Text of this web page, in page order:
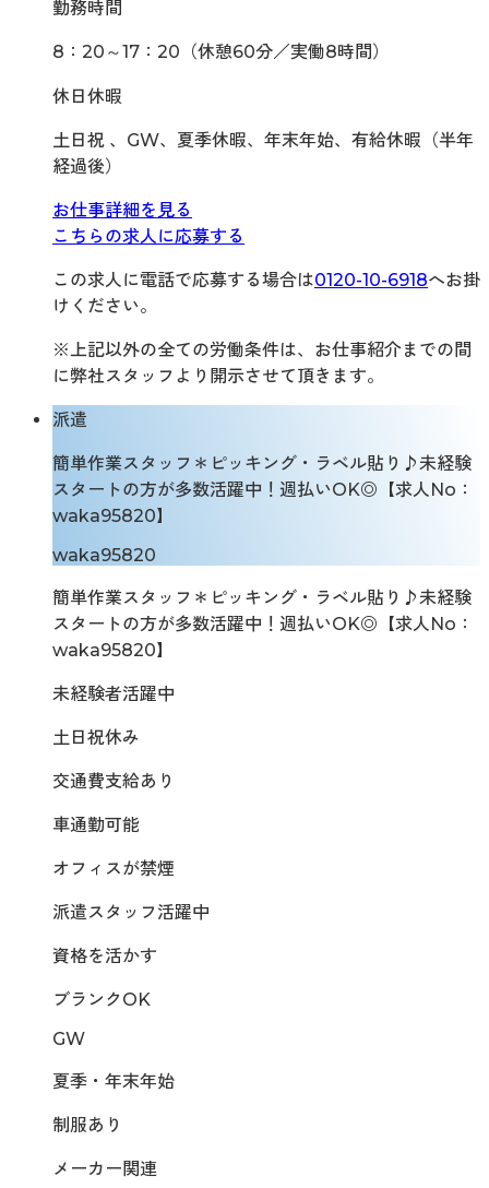
勤務時間
8：20～17：20（休憩60分／実働8時間）
休日休暇
土日祝 、GW、夏季休暇、年末年始、有給休暇（半年
経過後）
お仕事詳細を見る
こちらの求人に応募する
この求人に電話で応募する場合は0120-10-6918へお掛
けください。
※上記以外の全ての労働条件は、お仕事紹介までの間
に弊社スタッフより開示させて頂きます。
派遣
簡単作業スタッフ＊ピッキング・ラベル貼り♪未経験
スタートの方が多数活躍中！週払いOK◎【求人No：
waka95820】
waka95820
簡単作業スタッフ＊ピッキング・ラベル貼り♪未経験
スタートの方が多数活躍中！週払いOK◎【求人No：
waka95820】
未経験者活躍中
土日祝休み
交通費支給あり
車通勤可能
オフィスが禁煙
派遣スタッフ活躍中
資格を活かす
ブランクOK
GW
夏季・年末年始
制服あり
メーカー関連